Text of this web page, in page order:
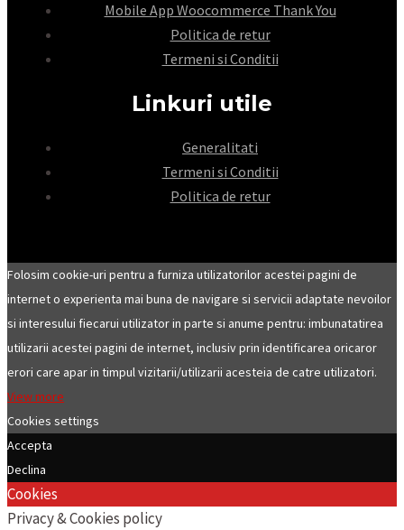
Mobile App Woocommerce Thank You
Politica de retur
Termeni si Conditii
Linkuri utile
Generalitati
Termeni si Conditii
Politica de retur
Folosim cookie-uri pentru a furniza utilizatorilor acestei pagini de
internet o experienta mai buna de navigare si servicii adaptate nevoilor
si interesului fiecarui utilizator in parte si anume pentru: imbunatatirea
utilizarii acestei pagini de internet, inclusiv prin identificarea oricaror
erori care apar in timpul vizitarii/utilizarii acesteia de catre utilizatori.
View more
Cookies settings
Accepta
Declina
Cookies
Privacy & Cookies policy